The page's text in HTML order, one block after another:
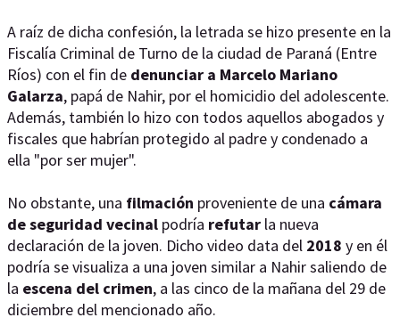
A raíz de dicha confesión, la letrada se hizo presente en la
Fiscalía Criminal de Turno de la ciudad de Paraná (Entre
Ríos) con el fin de denunciar a Marcelo Mariano
Galarza, papá de Nahir, por el homicidio del adolescente.
Además, también lo hizo con todos aquellos abogados y
fiscales que habrían protegido al padre y condenado a
ella "por ser mujer".
No obstante, una filmación proveniente de una cámara
de seguridad vecinal podría refutar la nueva
declaración de la joven. Dicho video data del 2018 y en él
podría se visualiza a una joven similar a Nahir saliendo de
la escena del crimen, a las cinco de la mañana del 29 de
diciembre del mencionado año.